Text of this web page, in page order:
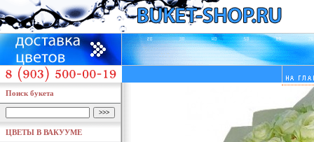
Поиск букета
ЦВЕТЫ В ВАКУУМЕ